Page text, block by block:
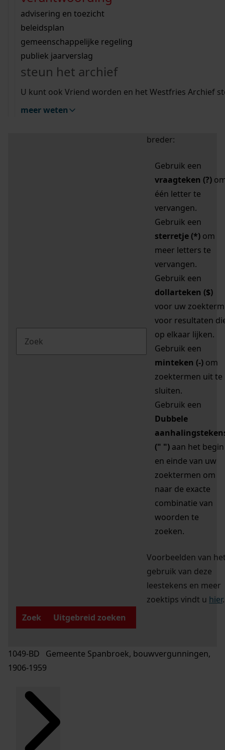
bouwvergunningen
omgevingsvergunningen
vergunningen
beeld en geluid
uitleg nodig?
Wij helpen u op weg met een aantal zoektips.
bekijk alle zoektips
Wij helpen u op weg met een aantal zoektips.
bekijk alle zoektips
bekijk ons geschiedenislokaal
advisering en toezicht
beleidsplan
gemeenschappelijke regeling
publiek jaarverslag
steun het archief
U kunt ook Vriend worden en het Westfries Archief
meer weten
zoektips
Mijn Studiezaal (inloggen)
uw zoekopdracht te
breder:
Gebruik een
vraagteken (?)
één letter te
vervangen.
Gebruik een
sterretje (*) om
meer letters te
vervangen.
Gebruik een
dollarteken ($)
voor uw zoekterm
voor resultaten
op elkaar lijken.
Gebruik een
minteken (-) om
zoektermen uit te
sluiten.
Gebruik een
Dubbele
(" ") aan het begin
en einde van uw
zoektermen om
naar de exacte
combinatie van
woorden te
zoeken.
Voorbeelden van
gebruik van deze
leestekens en meer
zoektips vindt u hier.
Zoek
Uitgebreid zoeken
1049-BD Gemeente Spanbroek, bouwvergunningen,
1906-1959